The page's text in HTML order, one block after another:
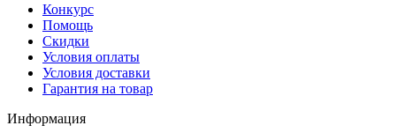
Конкурс
Помощь
Скидки
Условия оплаты
Условия доставки
Гарантия на товар
Информация